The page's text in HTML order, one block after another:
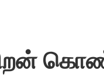
கொண்ட